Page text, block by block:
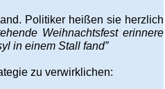
Politiker heißen sie herzlich
Weihnachtsfest erinnere
in einem Stall fand”
zu verwirklichen: